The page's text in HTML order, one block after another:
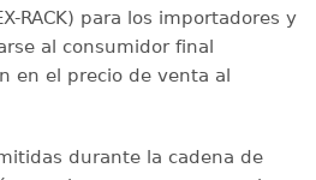
RACK) para los importadores y
al consumidor final
en el precio de venta al
durante la cadena de